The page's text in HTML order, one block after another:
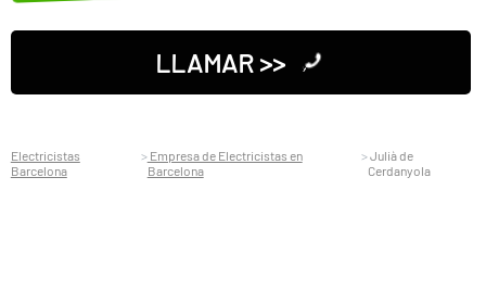
LLAMAR >>
Electricistas
Barcelona
Empresa de Electricistas en
Barcelona
Julià de
Cerdanyola